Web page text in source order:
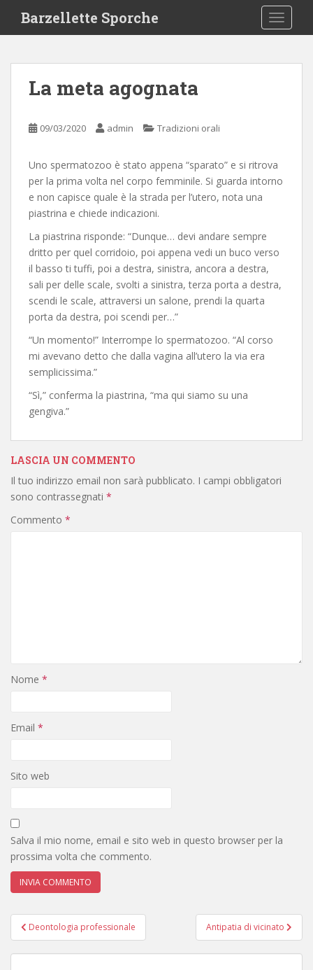
i
Barzellette Sporche
La meta agognata
09/03/2020 admin Tradizioni orali
Uno spermatozoo è stato appena “sparato” e si ritrova
per la prima volta nel corpo femminile. Si guarda intorno
e non capisce quale è la strada per l’utero, nota una
piastrina e chiede indicazioni.
La piastrina risponde: “Dunque… devi andare sempre
dritto per quel corridoio, poi appena vedi un buco verso
il basso ti tuffi, poi a destra, sinistra, ancora a destra,
sali per delle scale, svolti a sinistra, terza porta a destra,
scendi le scale, attraversi un salone, prendi la quarta
porta da destra, poi scendi per…”
“Un momento!” Interrompe lo spermatozoo. “Al corso
mi avevano detto che dalla vagina all’utero la via era
semplicissima.”
“Sì,” conferma la piastrina, “ma qui siamo su una
gengiva.”
LASCIA UN COMMENTO
Il tuo indirizzo email non sarà pubblicato. I campi obbligatori
sono contrassegnati *
Commento *
Nome *
Email *
Sito web
Salva il mio nome, email e sito web in questo browser per la
prossima volta che commento.
Navigazione
articoli
Deontologia professionale Antipatia di vicinato